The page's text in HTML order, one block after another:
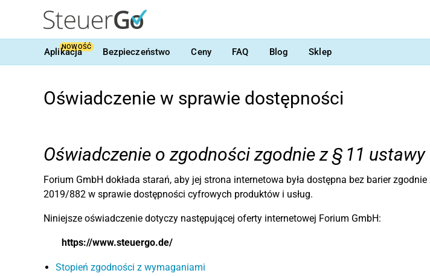
Aplikacja
NOWOŚĆ Bezpieczeństwo Ceny FAQ Blog Sklep
Oświadczenie w sprawie dostępności
Oświadczenie o zgodności zgodnie z § 11
Forium GmbH dokłada starań, aby jej strona internetowa była dostępna bez barier
2019/882 w sprawie dostępności cyfrowych produktów i usług.
Niniejsze oświadczenie dotyczy następującej oferty internetowej Forium GmbH:
https://www.steuergo.de/
Stopień zgodności z wymaganiami